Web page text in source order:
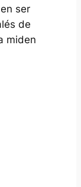
ser
de
miden